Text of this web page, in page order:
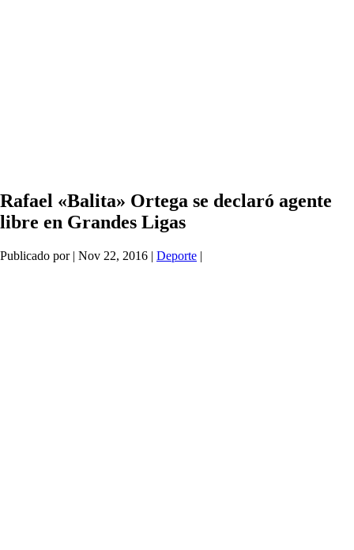
Rafael «Balita» Ortega se declaró agente
libre en Grandes Ligas
Publicado por | Nov 22, 2016 | Deporte |